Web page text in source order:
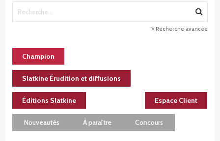
Recherche avancée
Champion
Slatkine Érudition et diffusions
Éditions Slatkine Espace Client
Nouveautés À paraître Concours